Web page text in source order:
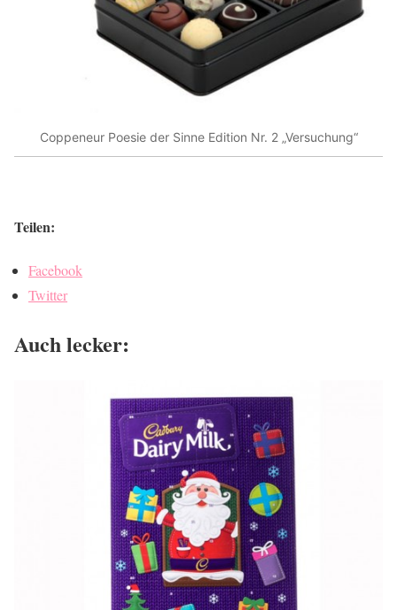
Coppeneur Poesie der Sinne Edition Nr. 2 „Versuchung“
Teilen:
Facebook
Twitter
Auch lecker: